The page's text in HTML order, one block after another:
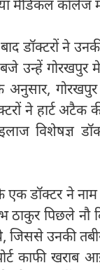
मेडिकल कॉलेज में
डॉक्टरों ने
उन्हें गोरखपुर
के अनुसार,
ने हार्ट
विशेषज्ञ
डॉक्टर ने नाम
ठाकुर पिछले नौ
जिससे उनकी
काफी खराब